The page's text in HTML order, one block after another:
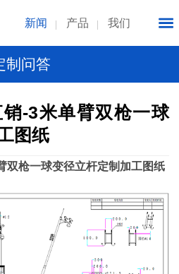
新闻 产品 我们
制问答
-3米单臂双枪一球
图纸
双枪一球变径立杆定制加工图纸